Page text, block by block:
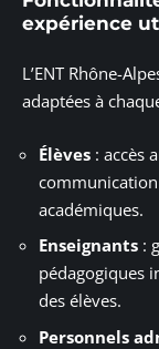
expérience
L’ENT Rhône-
adaptées à
Élèves : accès
académiques.
Enseignants :
pédagogiques
des élèves.
Personnels